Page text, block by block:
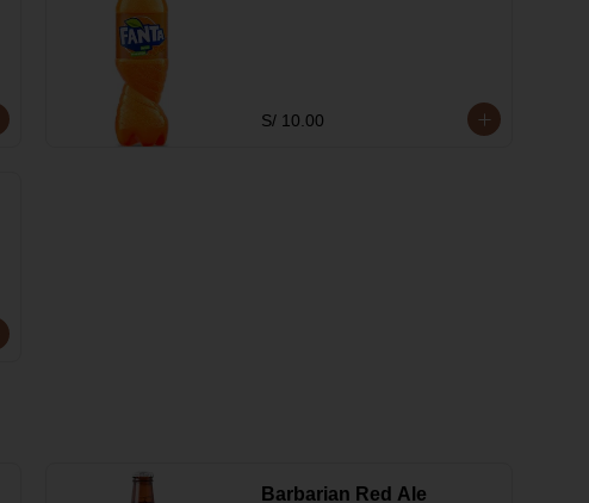
S/ 10.00
Barbarian Red Ale